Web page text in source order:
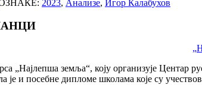
2023, Анализе, Игор Калабухов
„Најлепша земља“, коју организује Центар
је и посебне дипломе школама које су